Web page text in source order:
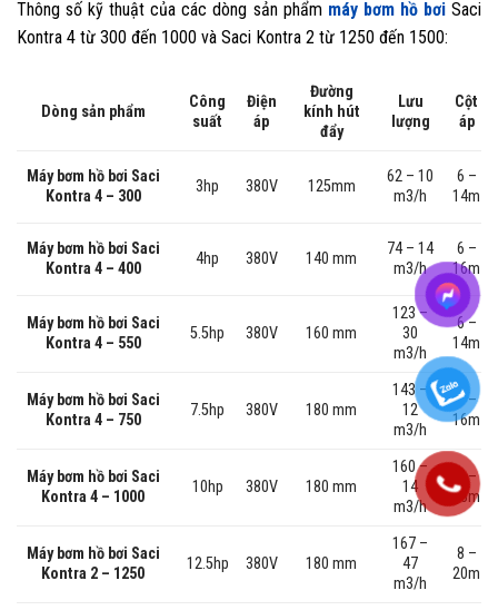
Thông số kỹ thuật của các dòng sản phẩm máy bơm hồ bơiSaci
Kontra 4 từ 300 đến 1000 và Saci Kontra 2 từ 1250 đến 1500:
Dòng sản phẩm
Công
suất
Điện
áp
Đường
kính hút
đẩy
Lưu
lượng
Cột
áp
Máy bơm hồ bơi Saci
Kontra 4 – 300
3hp 380V 125mm
62 – 10
m3/h
6 –
14m
Máy bơm hồ bơi Saci
Kontra 4 – 400
4hp 380V 140 mm
74 – 14
m3/h
6 –
16m
Máy bơm hồ bơi Saci
Kontra 4 – 550
5.5hp 380V 160 mm
123 –
30
m3/h
6 –
14m
Máy bơm hồ bơi Saci
Kontra 4 – 750
7.5hp 380V 180 mm
143 –
12
m3/h
6 –
16m
Máy bơm hồ bơi Saci
Kontra 4 – 1000
10hp 380V 180 mm
160 –
14
m3/h
6 –
18m
Máy bơm hồ bơi Saci
Kontra 2 – 1250
12.5hp 380V 180 mm
167 –
47
m3/h
8 –
20m